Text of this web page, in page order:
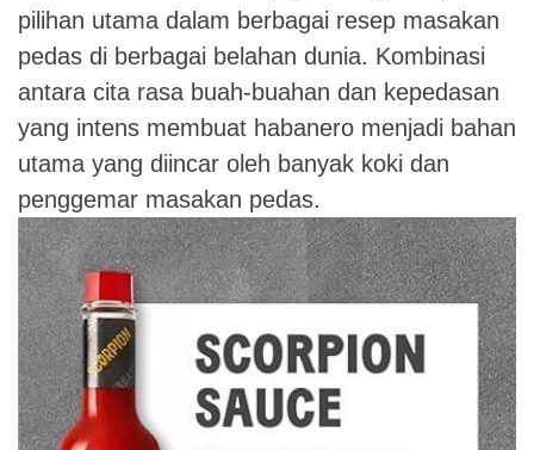
pilihan utama dalam berbagai resep masakan
pedas di berbagai belahan dunia. Kombinasi
antara cita rasa buah-buahan dan kepedasan
yang intens membuat habanero menjadi bahan
utama yang diincar oleh banyak koki dan
penggemar masakan pedas.